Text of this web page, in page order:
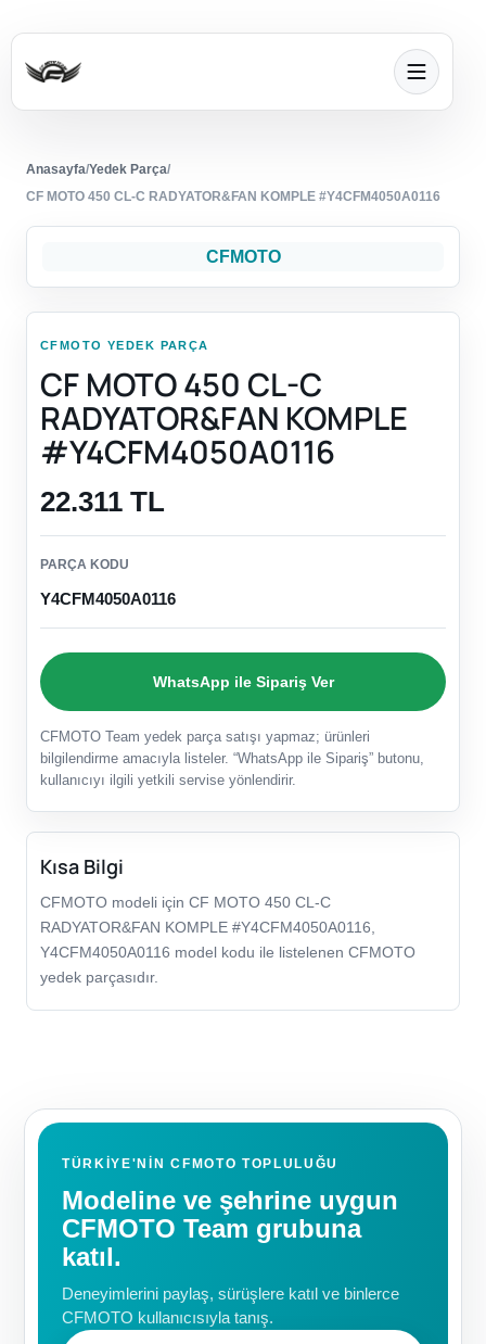
Anasayfa/Yedek Parça/
CF MOTO 450 CL-C RADYATOR&FAN KOMPLE #Y4CFM4050A0116
CFMOTO
CFMOTO YEDEK PARÇA
CF MOTO 450 CL-C
RADYATOR&FAN KOMPLE
#Y4CFM4050A0116
22.311 TL
PARÇA KODU
Y4CFM4050A0116
WhatsApp ile Sipariş Ver
CFMOTO Team yedek parça satışı yapmaz; ürünleri
bilgilendirme amacıyla listeler. “WhatsApp ile Sipariş” butonu,
kullanıcıyı ilgili yetkili servise yönlendirir.
Kısa Bilgi
CFMOTO modeli için CF MOTO 450 CL-C
RADYATOR&FAN KOMPLE #Y4CFM4050A0116,
Y4CFM4050A0116 model kodu ile listelenen CFMOTO
yedek parçasıdır.
TÜRKIYE'NIN CFMOTO TOPLULUĞU
Modeline ve şehrine uygun
CFMOTO Team grubuna
katıl.
Deneyimlerini paylaş, sürüşlere katıl ve binlerce
CFMOTO kullanıcısıyla tanış.